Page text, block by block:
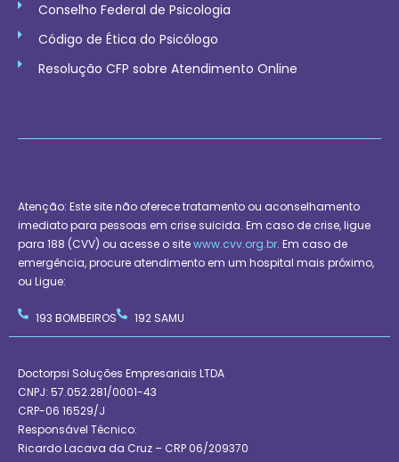
Conselho Federal de Psicologia
Código de Ética do Psicólogo
Resolução CFP sobre Atendimento Online
Atenção: Este site não oferece tratamento ou aconselhamento
imediato para pessoas em crise suicida. Em caso de crise, ligue
para 188 (CVV) ou acesse o sitewww.cvv.org.br. Em caso de
emergência, procure atendimento em um hospital mais próximo,
ou Ligue:
193 BOMBEIROS 192 SAMU
Doctorpsi Soluções Empresariais LTDA
CNPJ: 57.052.281/0001-43
CRP-06 16529/J
Responsável Técnico:
Ricardo Lacava da Cruz – CRP 06/209370